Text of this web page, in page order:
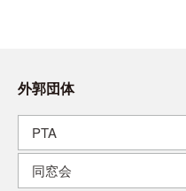
外郭団体
PTA
同窓会